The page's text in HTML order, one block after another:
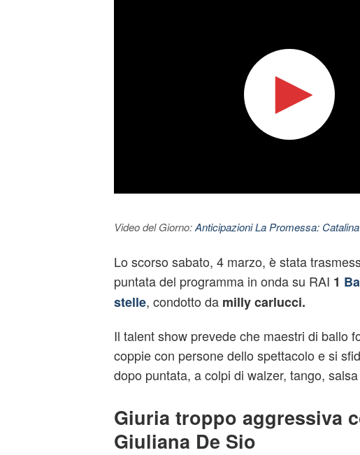
Video del Giorno:Anticipazioni La Promessa:
Lo scorso sabato, 4 marzo, è stata
puntata del programma in onda su RAI 1
stelle, condotto da milly carlucci.
Il talent show prevede che maestri di ballo
coppie con persone dello spettacolo e si
dopo puntata, a colpi di walzer, tango,
Giuria troppo aggressiva
Giuliana De Sio